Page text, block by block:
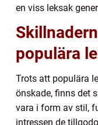
en viss leksak
populära
Trots att populära
önskade, finns det
vara i form av stil,
intressen de